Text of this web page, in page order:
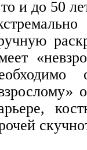
и до 50